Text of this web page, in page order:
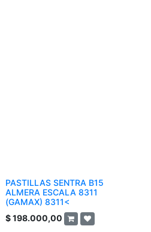
PASTILLAS SENTRA B15
ALMERA ESCALA 8311
(GAMAX) 8311<
$198.000,00